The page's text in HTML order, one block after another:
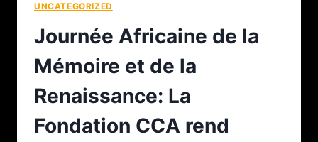
UNCATEGORIZED
Journée Africaine de la
Mémoire et de la
Renaissance: La
Fondation CCA rend